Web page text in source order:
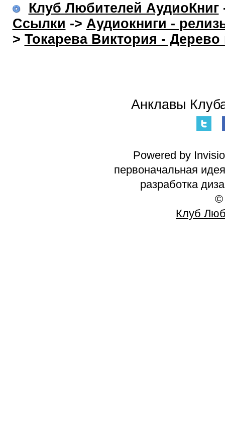
Клуб Любителей АудиоКниг
Ссылки -> Аудиокниги -
> Токарева Виктория -
Анклавы
Powered by
первоначальная
разработка
©
Клуб